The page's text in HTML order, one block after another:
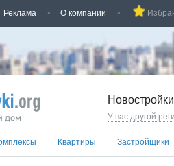
Реклама О компании
У вас другой
Квартиры Застройщики